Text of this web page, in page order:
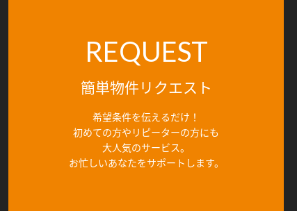
REQUEST
簡単物件リクエスト
希望条件を伝えるだけ！
初めての方やリピーターの方にも
大人気のサービス。
お忙しいあなたをサポートします。